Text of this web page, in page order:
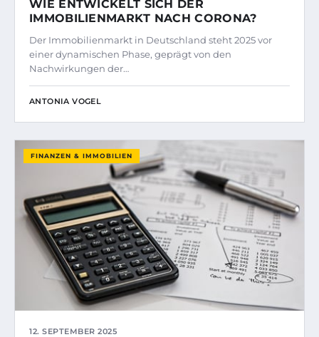
WIE ENTWICKELT SICH DER
IMMOBILIENMARKT NACH CORONA?
Der Immobilienmarkt in Deutschland steht 2025 vor
einer dynamischen Phase, geprägt von den
Nachwirkungen der…
ANTONIA VOGEL
FINANZEN & IMMOBILIEN
12. SEPTEMBER 2025